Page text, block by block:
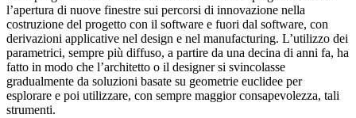
l’apertura di nuove finestre sui percorsi di innovazione nella
costruzione del progetto con il software e fuori dal software, con
derivazioni applicative nel design e nel manufacturing. L’utilizzo dei
parametrici, sempre più diffuso, a partire da una decina di anni fa, ha
fatto in modo che l’architetto o il designer si svincolasse
gradualmente da soluzioni basate su geometrie euclidee per
esplorare e poi utilizzare, con sempre maggior consapevolezza, tali
strumenti.